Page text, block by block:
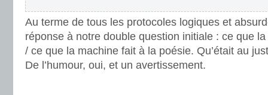
Au terme de tous les protocoles logiques et
réponse à notre double question initiale : ce que
/ ce que la machine fait à la poésie. Qu’était au
De l’humour, oui, et un avertissement.